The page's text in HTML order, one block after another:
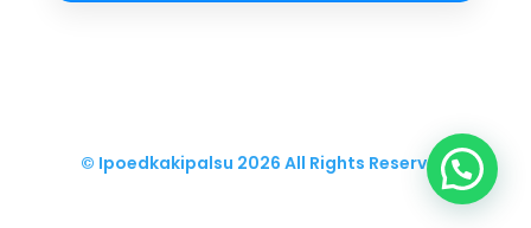
© Ipoedkakipalsu 2026 All Rights Reserved